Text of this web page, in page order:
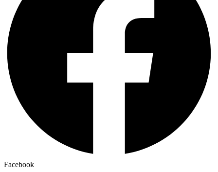
Facebook